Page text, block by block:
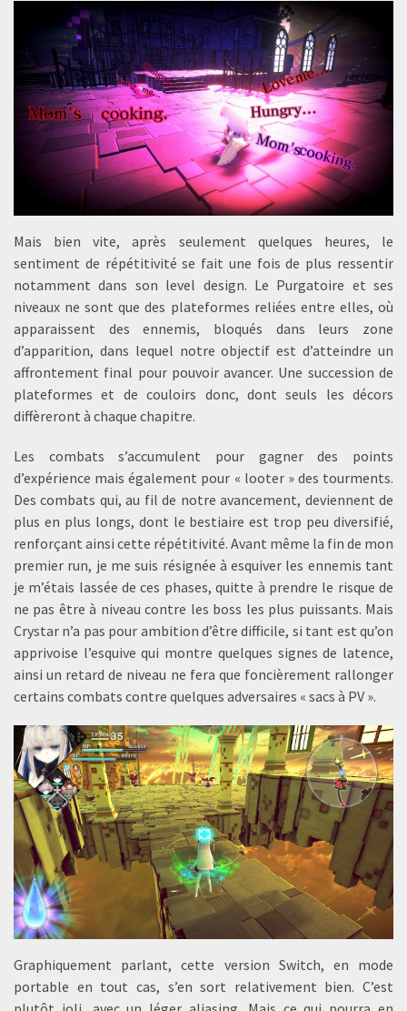
Mais bien vite, après seulement quelques heures, le
sentiment de répétitivité se fait une fois de plus ressentir
notamment dans son level design. Le Purgatoire et ses
niveaux ne sont que des plateformes reliées entre elles, où
apparaissent des ennemis, bloqués dans leurs zone
d’apparition, dans lequel notre objectif est d’atteindre un
affrontement final pour pouvoir avancer. Une succession de
plateformes et de couloirs donc, dont seuls les décors
diffèreront à chaque chapitre.
Les combats s’accumulent pour gagner des points
d’expérience mais également pour « looter » des tourments.
Des combats qui, au fil de notre avancement, deviennent de
plus en plus longs, dont le bestiaire est trop peu diversifié,
renforçant ainsi cette répétitivité. Avant même la fin de mon
premier run, je me suis résignée à esquiver les ennemis tant
je m’étais lassée de ces phases, quitte à prendre le risque de
ne pas être à niveau contre les boss les plus puissants. Mais
Crystar n’a pas pour ambition d’être difficile, si tant est qu’on
apprivoise l’esquive qui montre quelques signes de latence,
ainsi un retard de niveau ne fera que foncièrement rallonger
certains combats contre quelques adversaires « sacs à PV ».
Graphiquement parlant, cette version Switch, en mode
portable en tout cas, s’en sort relativement bien. C’est